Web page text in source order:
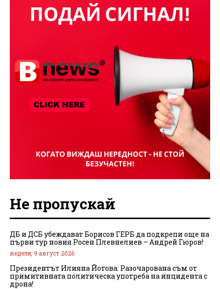
Не пропускай
ДБ и ДСБ убеждават Борисов ГЕРБ да подкрепи още на
първи тур новия Росен Плевнелиев – Андрей Гюров!
неделя, 9 август 2026
Президентът Илияна Йотова: Разочарована съм от
примитивната политическа употреба на инцидента с
дрона!